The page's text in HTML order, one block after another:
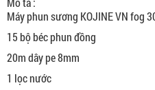
Máy phun sương KOJINE VN fog
15 bộ béc phun đồng
20m dây pe 8mm
1 lọc nước